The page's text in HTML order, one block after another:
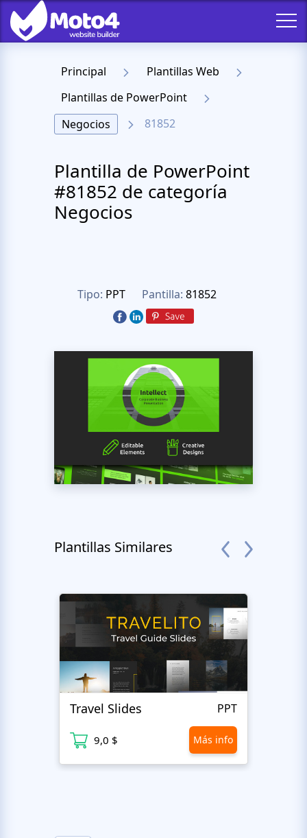
Principal
Plantillas Web
Plantillas de PowerPoint
Negocios
81852
Plantilla de PowerPoint
#81852 de categoría
Negocios
Tipo: PPT Pantilla: 81852
Plantillas Similares
Travel Slides PPT
9,0 $ Más info